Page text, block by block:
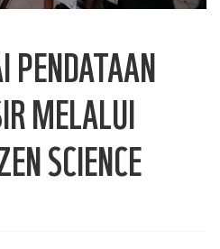
PENDATAAN
MELALUI
SCIENCE